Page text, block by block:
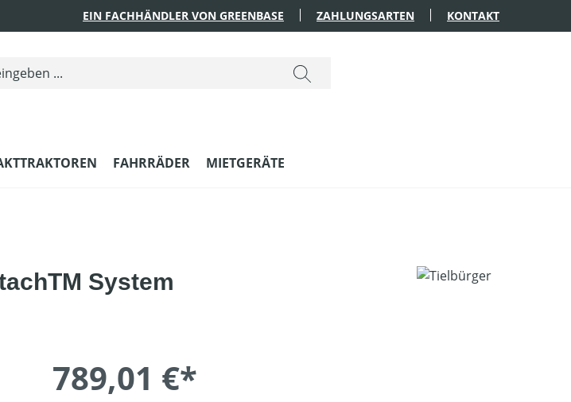
EIN FACHHÄNDLER VON GREENBASE ZAHLUNGSARTEN KONTAKT
FAHRRÄDER MIETGERÄTE
System
789,01 €*